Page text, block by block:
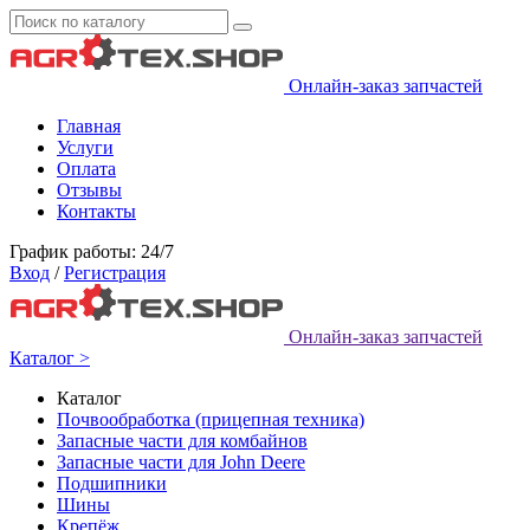
Онлайн-заказ запчастей
Главная
Услуги
Оплата
Отзывы
Контакты
График работы: 24/7
Вход / Регистрация
Онлайн-заказ запчастей
Каталог >
Каталог
Почвообработка (прицепная техника)
Запасные части для комбайнов
Запасные части для John Deere
Подшипники
Шины
Крепёж